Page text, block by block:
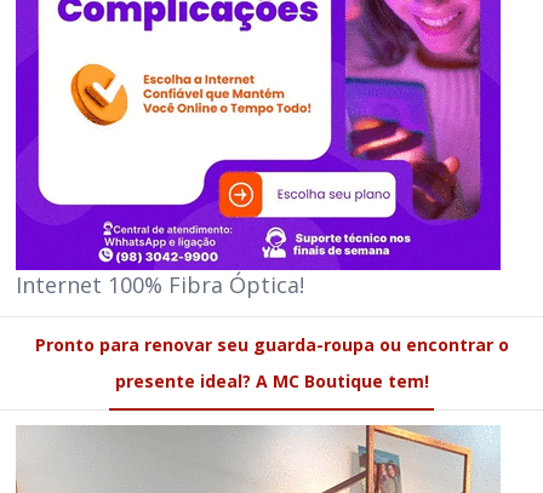
Internet 100% Fibra Óptica!
Pronto para renovar seu guarda-roupa ou encontrar o
presente ideal? A MC Boutique tem!